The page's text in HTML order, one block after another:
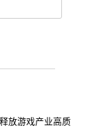
放游戏产业高质